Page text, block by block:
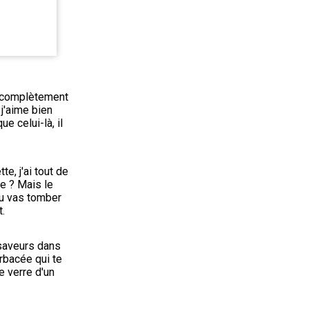
bien
celui-là, il
j'ai tout de
? Mais le
vas tomber
dans
qui te
verre d'un